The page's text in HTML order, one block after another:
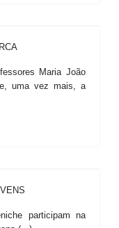
Maria João
uma vez mais, a
participam na